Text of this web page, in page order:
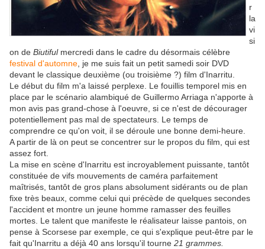
r
la
vi
si
on de Biutifulmercredi dans le cadre du désormais célèbre
festival d'automne , je me suis fait un petit samedi soir DVD
devant le classique deuxième (ou troisième ?) film d'Inarritu.
Le début du film m'a laissé perplexe. Le fouillis temporel mis en
place par le scénario alambiqué de Guillermo Arriaga n'apporte à
mon avis pas grand-chose à l'oeuvre, si ce n'est de décourager
potentiellement pas mal de spectateurs. Le temps de
comprendre ce qu'on voit, il se déroule une bonne demi-heure.
A partir de là on peut se concentrer sur le propos du film, qui est
assez fort.
La mise en scène d'Inarritu est incroyablement puissante, tantôt
constituée de vifs mouvements de caméra parfaitement
maîtrisés, tantôt de gros plans absolument sidérants ou de plan
fixe très beaux, comme celui qui précède de quelques secondes
l'accident et montre un jeune homme ramasser des feuilles
mortes. Le talent que manifeste le réalisateur laisse pantois, on
pense à Scorsese par exemple, ce qui s'explique peut-être par le
fait qu'Inarritu a déjà 40 ans lorsqu'il tourne 21 grammes.